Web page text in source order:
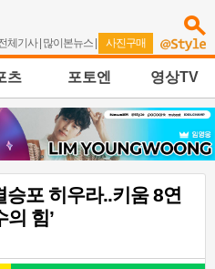
체기사| 많이본뉴스 | 사진구매
츠 포토엔 영상TV
포 히우라..키움 8연
의 힘’